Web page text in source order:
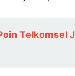
Telkomsel